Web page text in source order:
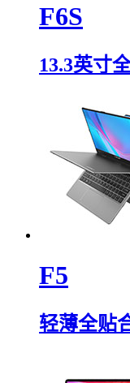
F6S
13.3英寸
F5
轻薄全贴